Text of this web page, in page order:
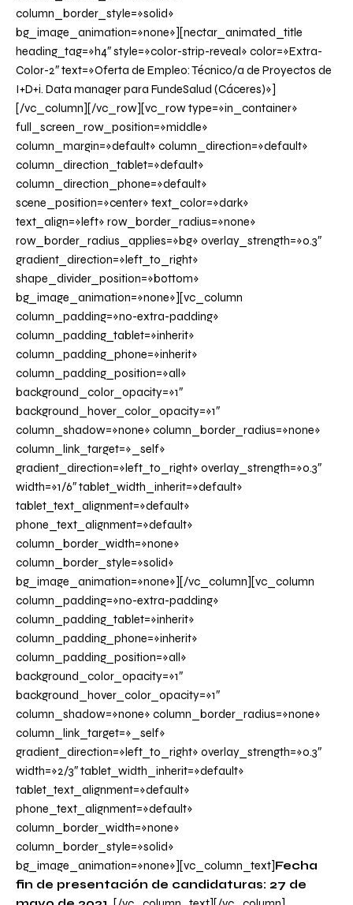
column_border_style=»solid»
bg_image_animation=»none»][nectar_animated_title
heading_tag=»h4″ style=»color-strip-reveal» color=»Extra-
Color-2″ text=»Oferta de Empleo: Técnico/a de Proyectos de
I+D+i. Data manager para FundeSalud (Cáceres)»]
[/vc_column][/vc_row][vc_row type=»in_container»
full_screen_row_position=»middle»
column_margin=»default» column_direction=»default»
column_direction_tablet=»default»
column_direction_phone=»default»
scene_position=»center» text_color=»dark»
text_align=»left» row_border_radius=»none»
row_border_radius_applies=»bg» overlay_strength=»0.3″
gradient_direction=»left_to_right»
shape_divider_position=»bottom»
bg_image_animation=»none»][vc_column
column_padding=»no-extra-padding»
column_padding_tablet=»inherit»
column_padding_phone=»inherit»
column_padding_position=»all»
background_color_opacity=»1″
background_hover_color_opacity=»1″
column_shadow=»none» column_border_radius=»none»
column_link_target=»_self»
gradient_direction=»left_to_right» overlay_strength=»0.3″
width=»1/6″ tablet_width_inherit=»default»
tablet_text_alignment=»default»
phone_text_alignment=»default»
column_border_width=»none»
column_border_style=»solid»
bg_image_animation=»none»][/vc_column][vc_column
column_padding=»no-extra-padding»
column_padding_tablet=»inherit»
column_padding_phone=»inherit»
column_padding_position=»all»
background_color_opacity=»1″
background_hover_color_opacity=»1″
column_shadow=»none» column_border_radius=»none»
column_link_target=»_self»
gradient_direction=»left_to_right» overlay_strength=»0.3″
width=»2/3″ tablet_width_inherit=»default»
tablet_text_alignment=»default»
phone_text_alignment=»default»
column_border_width=»none»
column_border_style=»solid»
bg_image_animation=»none»][vc_column_text]Fecha
fin de presentación de candidaturas: 27 de